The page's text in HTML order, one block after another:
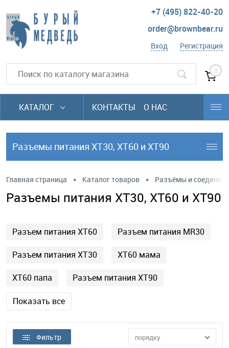
+7 (495) 822-40-20
order@brownbear.ru
Вход Регистрация
0
КАТАЛОГ КОНТАКТЫ О НАС
Разъемы питания XT30, XT60 и XT90
Главная страница • Каталог товаров • Разъёмы и
Разъемы питания XT30, XT60 и XT90
Разъем питания XT60 Разъем питания MR30
Разъем питания XT30 XT60 мама
XT60 папа Разъем питания XT90
Показать все
Фильтр порядку